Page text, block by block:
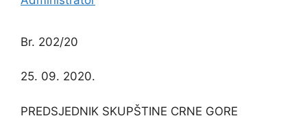
Br. 202/20
25. 09. 2020.
PREDSJEDNIK SKUPŠTINE CRNE GORE